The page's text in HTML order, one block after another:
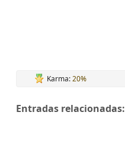
Karma:20%
Entradas relacionadas: